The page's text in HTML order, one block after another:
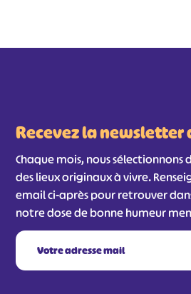
Recevez la newsletter
Chaque mois, nous sélectionnons
des lieux originaux à vivre.
email ci-après pour retrouver
notre dose de bonne humeur